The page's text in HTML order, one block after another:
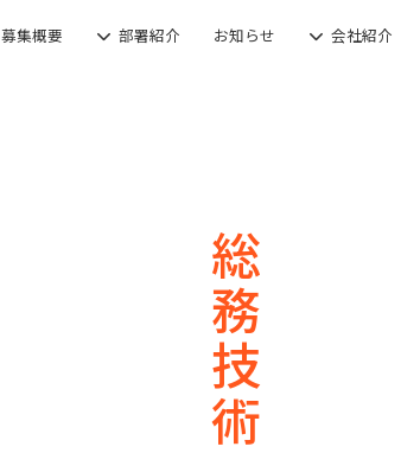
募集概要 部署紹介 お知らせ 会社紹介
総務技術局